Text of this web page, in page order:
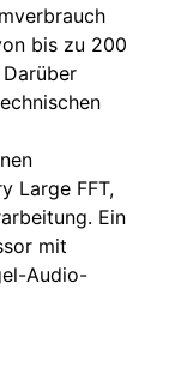
bis zu 200
Darüber
Large FFT,
Ein
mit
Audio-